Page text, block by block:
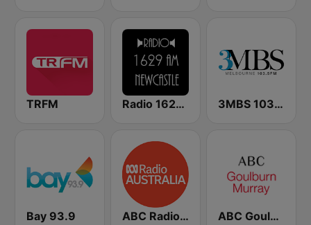
TRFM Radio 1629 AM Newcastle 3MBS 103.5 FM
Bay 93.9 ABC Radio Australia Multi-language ABC Goulburn Murray